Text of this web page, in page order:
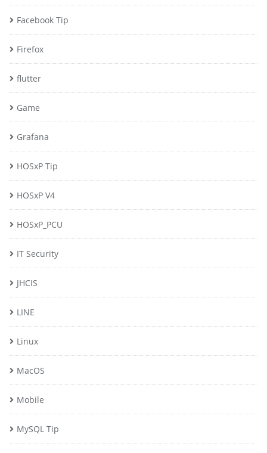
Facebook Tip
Firefox
flutter
Game
Grafana
HOSxP Tip
HOSxP V4
HOSxP_PCU
IT Security
JHCIS
LINE
Linux
MacOS
Mobile
MySQL Tip